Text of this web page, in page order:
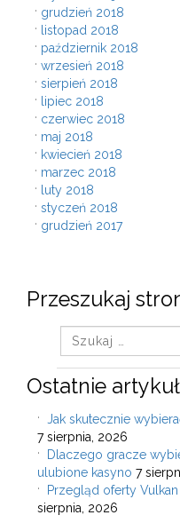
grudzień 2018
listopad 2018
październik 2018
wrzesień 2018
sierpień 2018
lipiec 2018
czerwiec 2018
maj 2018
kwiecień 2018
marzec 2018
luty 2018
styczeń 2018
grudzień 2017
Przeszukaj
Szukaj:
Ostatnie
Jak skutecznie
7 sierpnia, 2026
Dlaczego gracze
ulubione kasyno 7
Przegląd oferty
sierpnia, 2026